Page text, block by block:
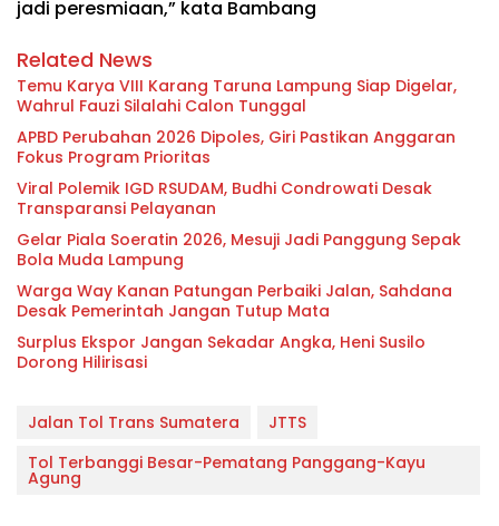
jadi peresmiaan,” kata Bambang
Related News
Temu Karya VIII Karang Taruna Lampung Siap Digelar,
Wahrul Fauzi Silalahi Calon Tunggal
APBD Perubahan 2026 Dipoles, Giri Pastikan Anggaran
Fokus Program Prioritas
Viral Polemik IGD RSUDAM, Budhi Condrowati Desak
Transparansi Pelayanan
Gelar Piala Soeratin 2026, Mesuji Jadi Panggung Sepak
Bola Muda Lampung
Warga Way Kanan Patungan Perbaiki Jalan, Sahdana
Desak Pemerintah Jangan Tutup Mata
Surplus Ekspor Jangan Sekadar Angka, Heni Susilo
Dorong Hilirisasi
Jalan Tol Trans Sumatera
JTTS
Tol Terbanggi Besar-Pematang Panggang-Kayu
Agung